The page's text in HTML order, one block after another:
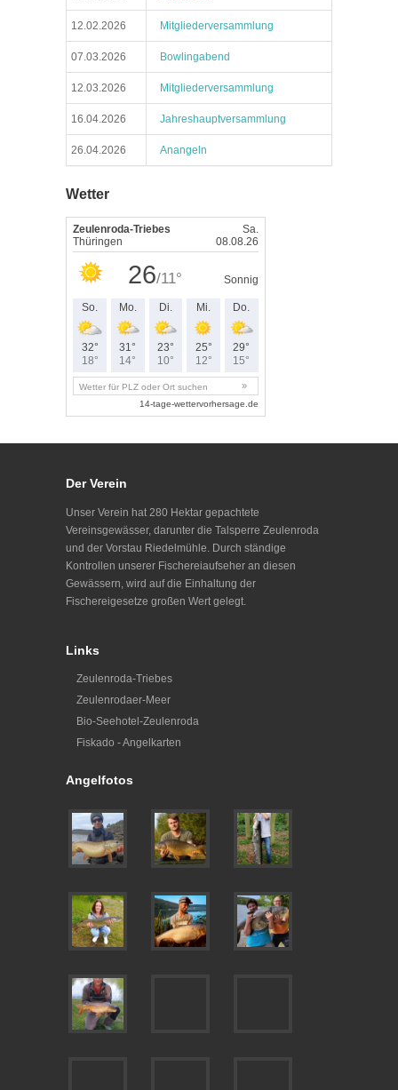
12.02.2026 Mitgliederversammlung
07.03.2026 Bowlingabend
12.03.2026 Mitgliederversammlung
16.04.2026 Jahreshauptversammlung
26.04.2026 Anangeln
Wetter
Der Verein
Unser Verein hat 280 Hektar gepachtete
Vereinsgewässer, darunter die Talsperre Zeulenroda
und der Vorstau Riedelmühle. Durch ständige
Kontrollen unserer Fischereiaufseher an diesen
Gewässern, wird auf die Einhaltung der
Fischereigesetze großen Wert gelegt.
Links
Zeulenroda-Triebes
Zeulenrodaer-Meer
Bio-Seehotel-Zeulenroda
Fiskado - Angelkarten
Angelfotos